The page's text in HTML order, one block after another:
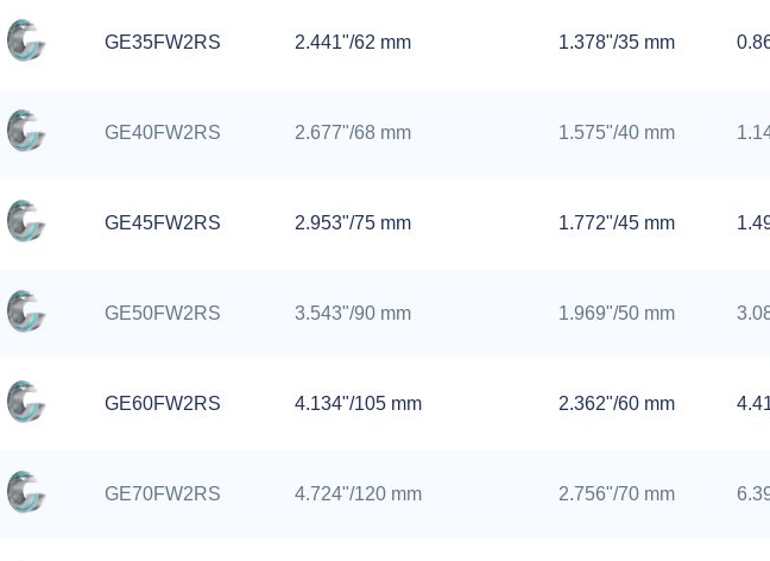
GE35FW2RS 2.441"/62 mm 1.378"/35 mm
GE40FW2RS 2.677"/68 mm 1.575"/40 mm
GE45FW2RS 2.953"/75 mm 1.772"/45 mm
GE50FW2RS 3.543"/90 mm 1.969"/50 mm
GE60FW2RS 4.134"/105 mm 2.362"/60 mm
GE70FW2RS 4.724"/120 mm 2.756"/70 mm